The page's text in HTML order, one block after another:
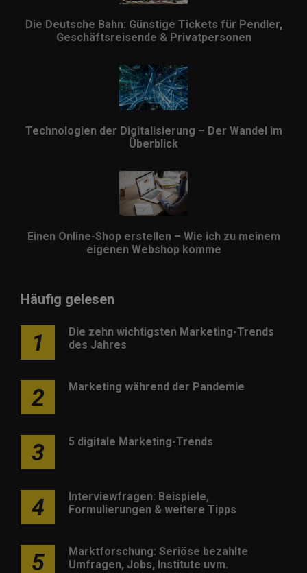
Die Deutsche Bahn: Günstige Tickets für Pendler,
Geschäftsreisende & Privatpersonen
Technologien der Digitalisierung – Der Wandel im
Überblick
Einen Online-Shop erstellen – Wie ich zu meinem
eigenen Webshop komme
Häufig gelesen
1
Die zehn wichtigsten Marketing-Trends
des Jahres
2 Marketing während der Pandemie
3 5 digitale Marketing-Trends
4
Interviewfragen: Beispiele,
Formulierungen & weitere Tipps
5
Marktforschung: Seriöse bezahlte
Umfragen, Jobs, Institute uvm.